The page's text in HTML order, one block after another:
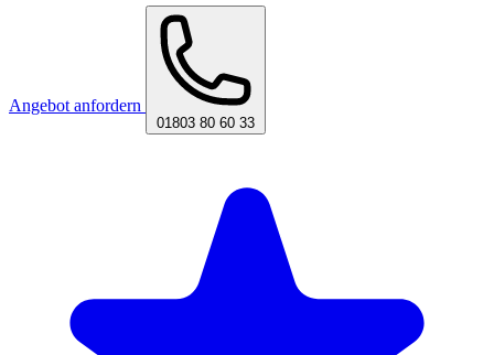
Angebot anfordern
01803 80 60 33